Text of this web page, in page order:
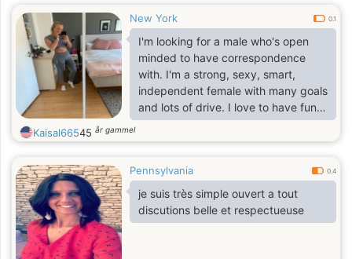
New York 0.1
I'm looking for a male who's open
minded to have correspondence
with. I'm a strong, sexy, smart,
independent female with many goals
and lots of drive. I love to have fun
and need a real man by my side to
hold it down with
Kaisal66545 år gammel
Pennsylvania 0.4
je suis très simple ouvert a tout
discutions belle et respectueuse